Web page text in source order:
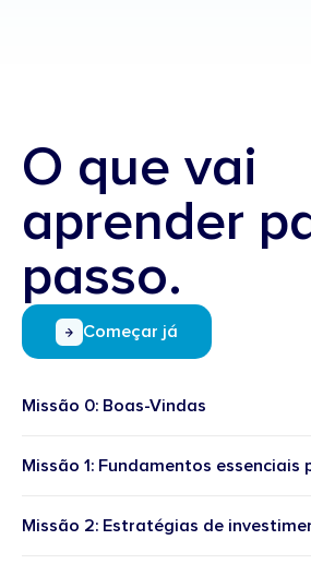
O que vai
aprender
passo.
Começar já
Missão 0: Boas-Vindas
Missão 1: Fundamentos essenciais
Missão 2: Estratégias de